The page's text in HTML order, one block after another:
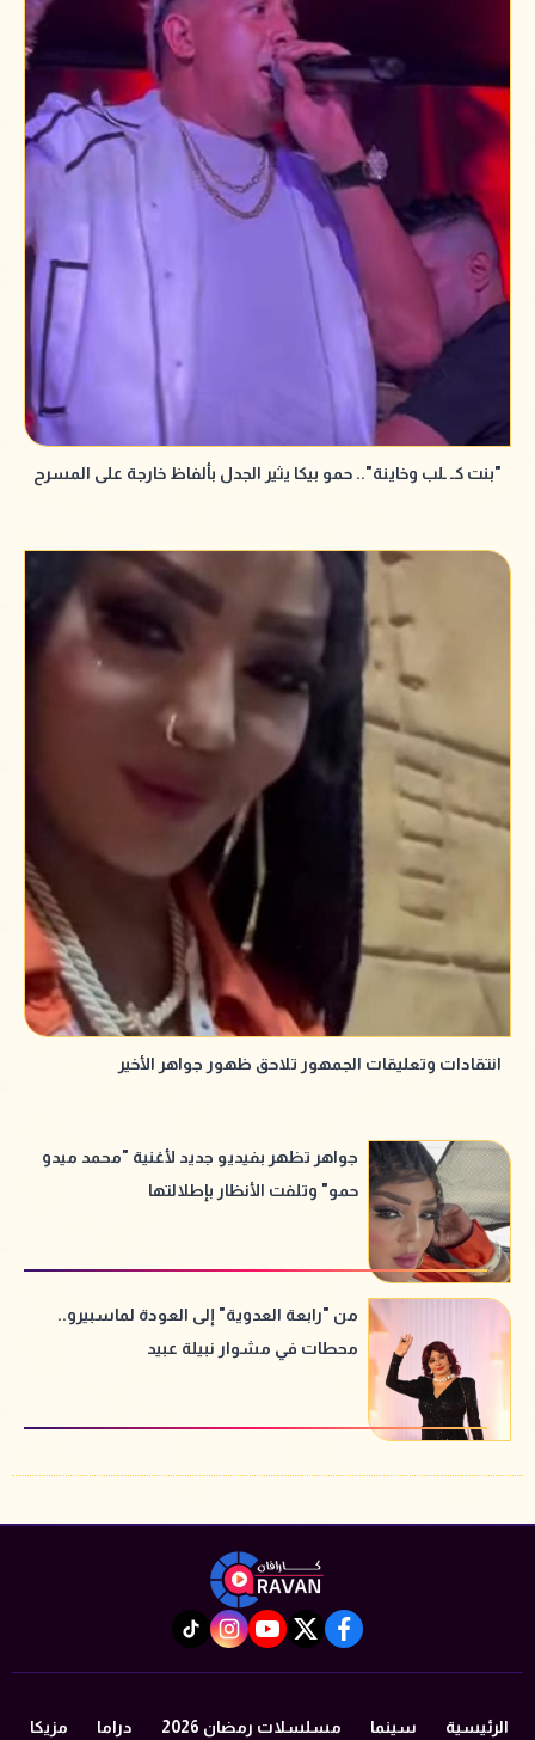
"بنت كـ ـلب وخاينة".. حمو بيكا يثير الجدل بألفاظ خارجة على المسرح
انتقادات وتعليقات الجمهور تلاحق ظهور جواهر الأخير
جواهر تظهر بفيديو جديد لأغنية "محمد ميدو
حمو" وتلفت الأنظار بإطلالتها
من "رابعة العدوية" إلى العودة لماسبيرو..
محطات في مشوار نبيلة عبيد
facebook
twitter
youtube
instagram
tiktok
الرئيسية سينما مسلسلات رمضان 2026 دراما مزيكا